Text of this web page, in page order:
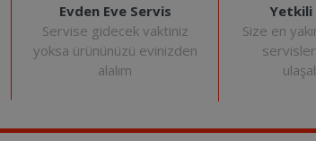
Evden Eve Servis
Servise gidecek vaktiniz
yoksa ürününüzü evinizden
alalım
Yetkili
Size en